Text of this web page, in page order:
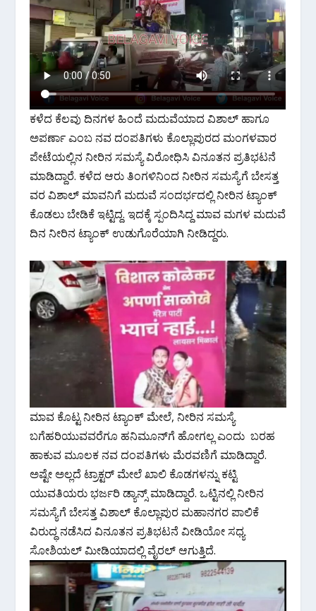
ಕಳೆದ ಕೆಲವು ದಿನಗಳ ಹಿಂದೆ ಮದುವೆಯಾದ ವಿಶಾಲ್ ಹಾಗೂ
ಅಪರ್ಣಾ ಎಂಬ ನವ ದಂಪತಿಗಳು ಕೊಲ್ಲಾಪುರದ ಮಂಗಳವಾರ
ಪೇಟೆಯಲ್ಲಿನ ನೀರಿನ ಸಮಸ್ಯೆ ವಿರೋಧಿಸಿ ವಿನೂತನ ಪ್ರತಿಭಟನೆ
ಮಾಡಿದ್ದಾರೆ. ಕಳೆದ ಆರು ತಿಂಗಳಿನಿಂದ ನೀರಿನ ಸಮಸ್ಯೆಗೆ ಬೇಸತ್ತ
ವರ ವಿಶಾಲ್ ಮಾವನಿಗೆ ಮದುವೆ ಸಂದರ್ಭದಲ್ಲಿ ನೀರಿನ ಟ್ಯಾಂಕ್
ಕೊಡಲು ಬೇಡಿಕೆ ಇಟ್ಟಿದ್ದ. ಇದಕ್ಕೆ ಸ್ಪಂದಿಸಿದ್ದ ಮಾವ ಮಗಳ ಮದುವೆ
ದಿನ ನೀರಿನ ಟ್ಯಾಂಕ್ ಉಡುಗೊರೆಯಾಗಿ ನೀಡಿದ್ದರು.
ಮಾವ ಕೊಟ್ಟ ನೀರಿನ ಟ್ಯಾಂಕ್ ಮೇಲೆ, ನೀರಿನ ಸಮಸ್ಯೆ
ಬಗೆಹರಿಯುವವರೆಗೂ ಹನಿಮೂನ್‌ಗೆ ಹೋಗಲ್ಲ ಎಂದು ಬರಹ
ಹಾಕುವ ಮೂಲಕ ನವ ದಂಪತಿಗಳು ಮೆರವಣಿಗೆ ಮಾಡಿದ್ದಾರೆ.
ಅಷ್ಟೇ ಅಲ್ಲದೆ ಟ್ರಾಕ್ಟರ್ ಮೇಲೆ ಖಾಲಿ ಕೊಡಗಳನ್ನು ಕಟ್ಟಿ
ಯುವತಿಯರು ಭರ್ಜರಿ ಡ್ಯಾನ್ಸ್ ಮಾಡಿದ್ದಾರೆ. ಒಟ್ಟಿನಲ್ಲಿ ನೀರಿನ
ಸಮಸ್ಯೆಗೆ ಬೇಸತ್ತ ವಿಶಾಲ್ ಕೊಲ್ಲಾಪುರ ಮಹಾನಗರ ಪಾಲಿಕೆ
ವಿರುದ್ಧ ನಡೆಸಿದ ವಿನೂತನ ಪ್ರತಿಭಟನೆ ವೀಡಿಯೋ ಸಧ್ಯ
ಸೋಶಿಯಲ್ ಮೀಡಿಯಾದಲ್ಲಿ ವೈರಲ್ ಆಗುತ್ತಿದೆ.